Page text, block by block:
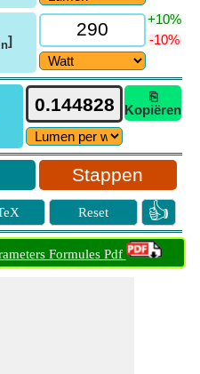
]
+10%
-10%
⎘
Kopiëren
Stappen
Reset 👍
Formules Pdf